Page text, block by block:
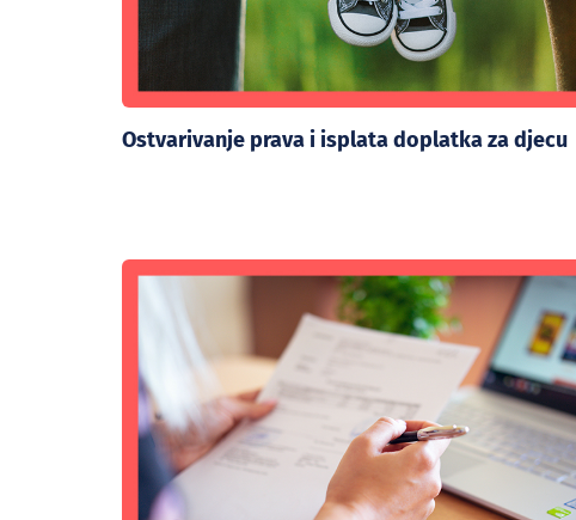
Ostvarivanje prava i isplata doplatka za djecu